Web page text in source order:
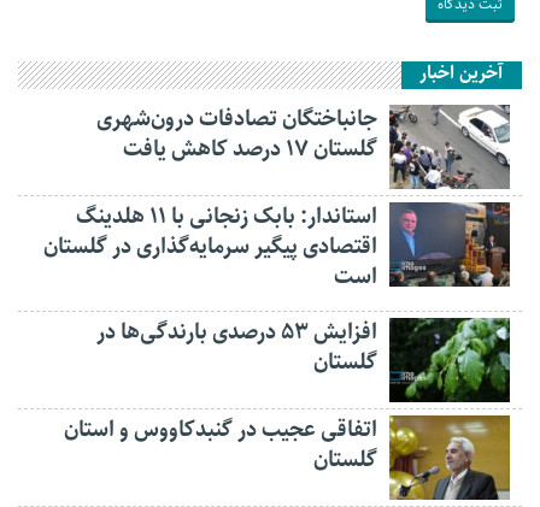
آخرین اخبار
جانباختگان تصادفات درون‌شهری
گلستان ۱۷ درصد کاهش یافت
استاندار: بابک زنجانی با ۱۱ هلدینگ
اقتصادی پیگیر سرمایه‌گذاری در گلستان
است
افزایش ۵۳ درصدی بارندگی‌ها در
گلستان
اتفاقی عجیب در‌ گنبدکاووس و استان
گلستان